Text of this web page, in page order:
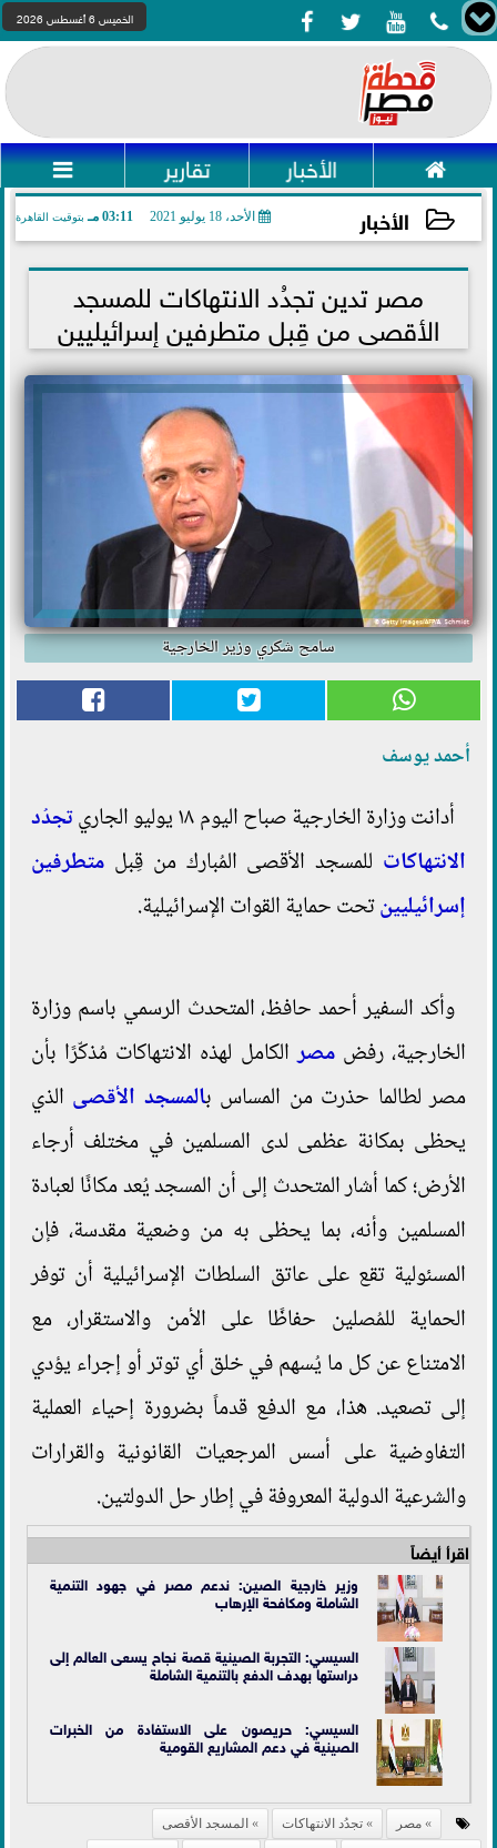
    الخميس 6 أغسطس 2026
 الأخبار تقارير 
الأخبار الأحد، 18 يوليو 2021 03:11 مـ بتوقيت القاهرة
2021-07-18 15:11:30مصر تدين تجدُد الانتهاكات للمسجد
الأقصى من قِبل متطرفين إسرائيليين
سامح شكري وزير الخارجية
أحمد يوسف
أدانت وزارة الخارجية صباح اليوم ١٨ يوليو الجاري
تجدُد
الانتهاكات للمسجد الأقصى المُبارك من قِبل متطرفين
إسرائيليينتحت حماية القوات الإسرائيلية.
وأكد السفير أحمد حافظ، المتحدث الرسمي باسم وزارة
الخارجية، رفضمصرالكامل لهذه الانتهاكات مُذكّرًا بأن
مصر لطالما حذرت من المساس بالمسجد الأقصى الذي
يحظى بمكانة عظمى لدى المسلمين في مختلف أرجاء
الأرض؛ كما أشار المتحدث إلى أن المسجد يُعد مكانًا لعبادة
المسلمين وأنه، بما يحظى به من وضعية مقدسة، فإن
المسئولية تقع على عاتق السلطات الإسرائيلية أن توفر
الحماية للمُصلين حفاظًا على الأمن والاستقرار، مع
الامتناع عن كل ما يُسهم في خلق أي توتر أو إجراء يؤدي
إلى تصعيد. هذا، مع الدفع قدماً بضرورة إحياء العملية
التفاوضية على أسس المرجعيات القانونية والقرارات
والشرعية الدولية المعروفة في إطار حل الدولتين.
اقرأ أيضاً
وزير خارجية الصين: ندعم مصر في جهود التنمية
الشاملة ومكافحة الإرهاب
السيسي: التجربة الصينية قصة نجاح يسعى العالم إلى
دراستها بهدف الدفع بالتنمية الشاملة
السيسي: حريصون على الاستفادة من الخبرات
الصينية في دعم المشاريع القومية
مصر تجدُد الانتهاكات
المسجد الأقصى